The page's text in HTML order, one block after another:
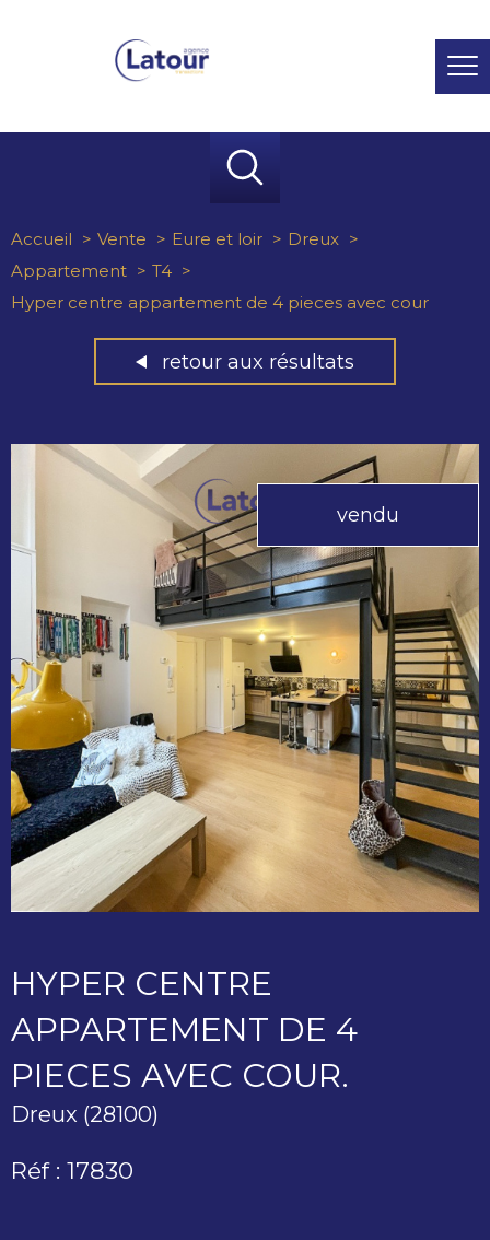
Accueil Vente Eure et loir
Dreux
Appartement
T4
Hyper centre appartement de 4 pieces avec cour
retour aux résultats
vendu
HYPER CENTRE
APPARTEMENT DE 4
PIECES AVEC COUR.
Dreux (28100)
Réf : 17830